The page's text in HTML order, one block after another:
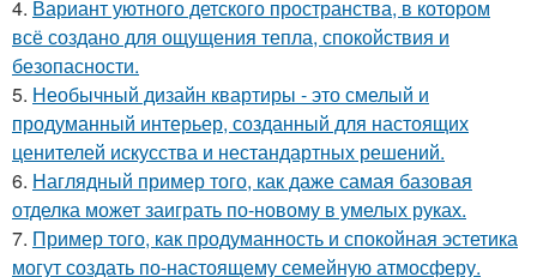
4. Вариант уютного детского пространства, в котором
всё создано для ощущения тепла, спокойствия и
безопасности.
5. Необычный дизайн квартиры - это смелый и
продуманный интерьер, созданный для настоящих
ценителей искусства и нестандартных решений.
6. Наглядный пример того, как даже самая базовая
отделка может заиграть по-новому в умелых руках.
7. Пример того, как продуманность и спокойная эстетика
могут создать по-настоящему семейную атмосферу.